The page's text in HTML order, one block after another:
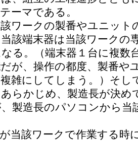
ーマである。
ワークの製番やユニット
該端末器は当該ワークの
る。（端末器１台に複数
が、操作の都度、製番や
雑にしてしまう。）そし
らかじめ、製造長が決
製造長のパソコンから
当該ワークで作業する時